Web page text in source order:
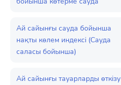
Ай сайынғы сауда бойынша
нақты көлем индексі (Сауда
саласы бойынша)
Ай сайынғы тауарларды өткізу